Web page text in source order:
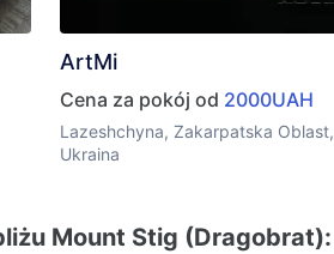
ArtMi
Cena za pokój od 2000UAH
Lazeshchyna, Zakarpatska Oblast,
Ukraina
Mount Stig (Dragobrat):